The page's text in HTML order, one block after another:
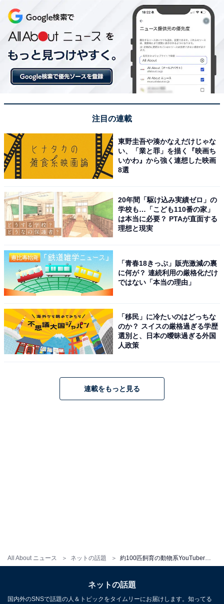
All About ニュース ネットの話題
注目の連載
東野圭吾や湊かなえだけじゃな
い、「業と罪」を描く『映画ち
いかわ』から強く連想した映画
8選
20年間「駆け込み実績ゼロ」の
学校も…「こども110番の家」
は本当に必要？ PTAが直面する
理想と現実
「青春18きっぷ」販売激減の裏
に何が？ 連続利用の厳格化だけ
ではない「本当の理由」
「移民」に冷たいのはどっちな
のか？ スイスの厳格過ぎる学歴
選別と、日本の曖昧過ぎる外国
人政策
連載をもっと見る
ネットの話題
国内外のSNSで話題の人＆トピックをタイムリーにお届けします。知ってる